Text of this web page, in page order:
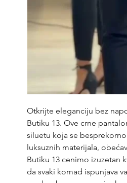
Otkrijte eleganciju bez
Butiku 13. Ove crne
siluetu koja se
luksuznih materijala,
Butiku 13 cenimo izuzetan
da svaki komad ispunjava